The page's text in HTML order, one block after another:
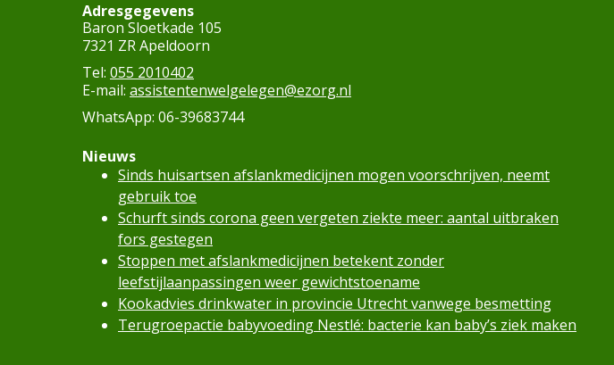
Adresgegevens
Baron Sloetkade 105
7321 ZR Apeldoorn
Tel: 055 2010402
E-mail: assistentenwelgelegen@ezorg.nl
WhatsApp: 06-39683744
Nieuws
Sinds huisartsen afslankmedicijnen mogen voorschrijven, neemt
gebruik toe
Schurft sinds corona geen vergeten ziekte meer: aantal uitbraken
fors gestegen
Stoppen met afslankmedicijnen betekent zonder
leefstijlaanpassingen weer gewichtstoename
Kookadvies drinkwater in provincie Utrecht vanwege besmetting
Terugroepactie babyvoeding Nestlé: bacterie kan baby’s ziek maken